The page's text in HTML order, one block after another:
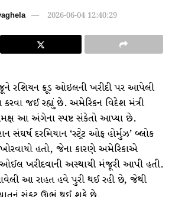
2026-06-04 12:40:29
રશિયન ક્રૂડ ઓઇલની ખરીદી પર આપેલી
કરવા જઈ રહ્યું છે. અમેરિકન વિદેશ મંત્રી
આ અંગેના સ્પષ્ટ સંકેતો આપ્યા છે.
સંઘર્ષ દરમિયાન ‘સ્ટ્રેટ ઓફ હોર્મુઝ’ બ્લોક
હતો, જેના કારણે અમેરિકાએ
ખરીદવાની અસ્થાયી મંજૂરી આપી હતી.
આ રાહત હવે પુરી થઈ રહી છે, જેથી